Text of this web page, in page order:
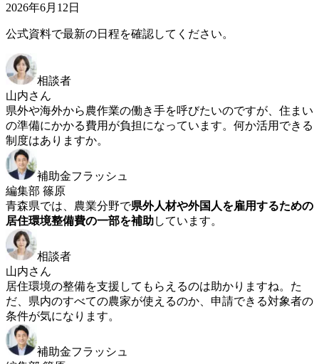
2026年6月12日
公式資料で最新の日程を確認してください。
相談者
山内さん
県外や海外から農作業の働き手を呼びたいのですが、住まい
の準備にかかる費用が負担になっています。何か活用できる
制度はありますか。
補助金フラッシュ
編集部 篠原
青森県では、農業分野で県外人材や外国人を雇用するための
居住環境整備費の一部を補助しています。
相談者
山内さん
居住環境の整備を支援してもらえるのは助かりますね。た
だ、県内のすべての農家が使えるのか、申請できる対象者の
条件が気になります。
補助金フラッシュ